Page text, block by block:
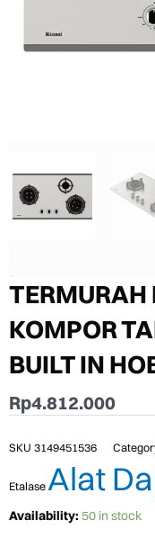
TERMURAH
KOMPOR
BUILT IN
Rp4.812.000
SKU 3149451536
EtalaseAlat
Availability: 50 in stock
TERMURAH